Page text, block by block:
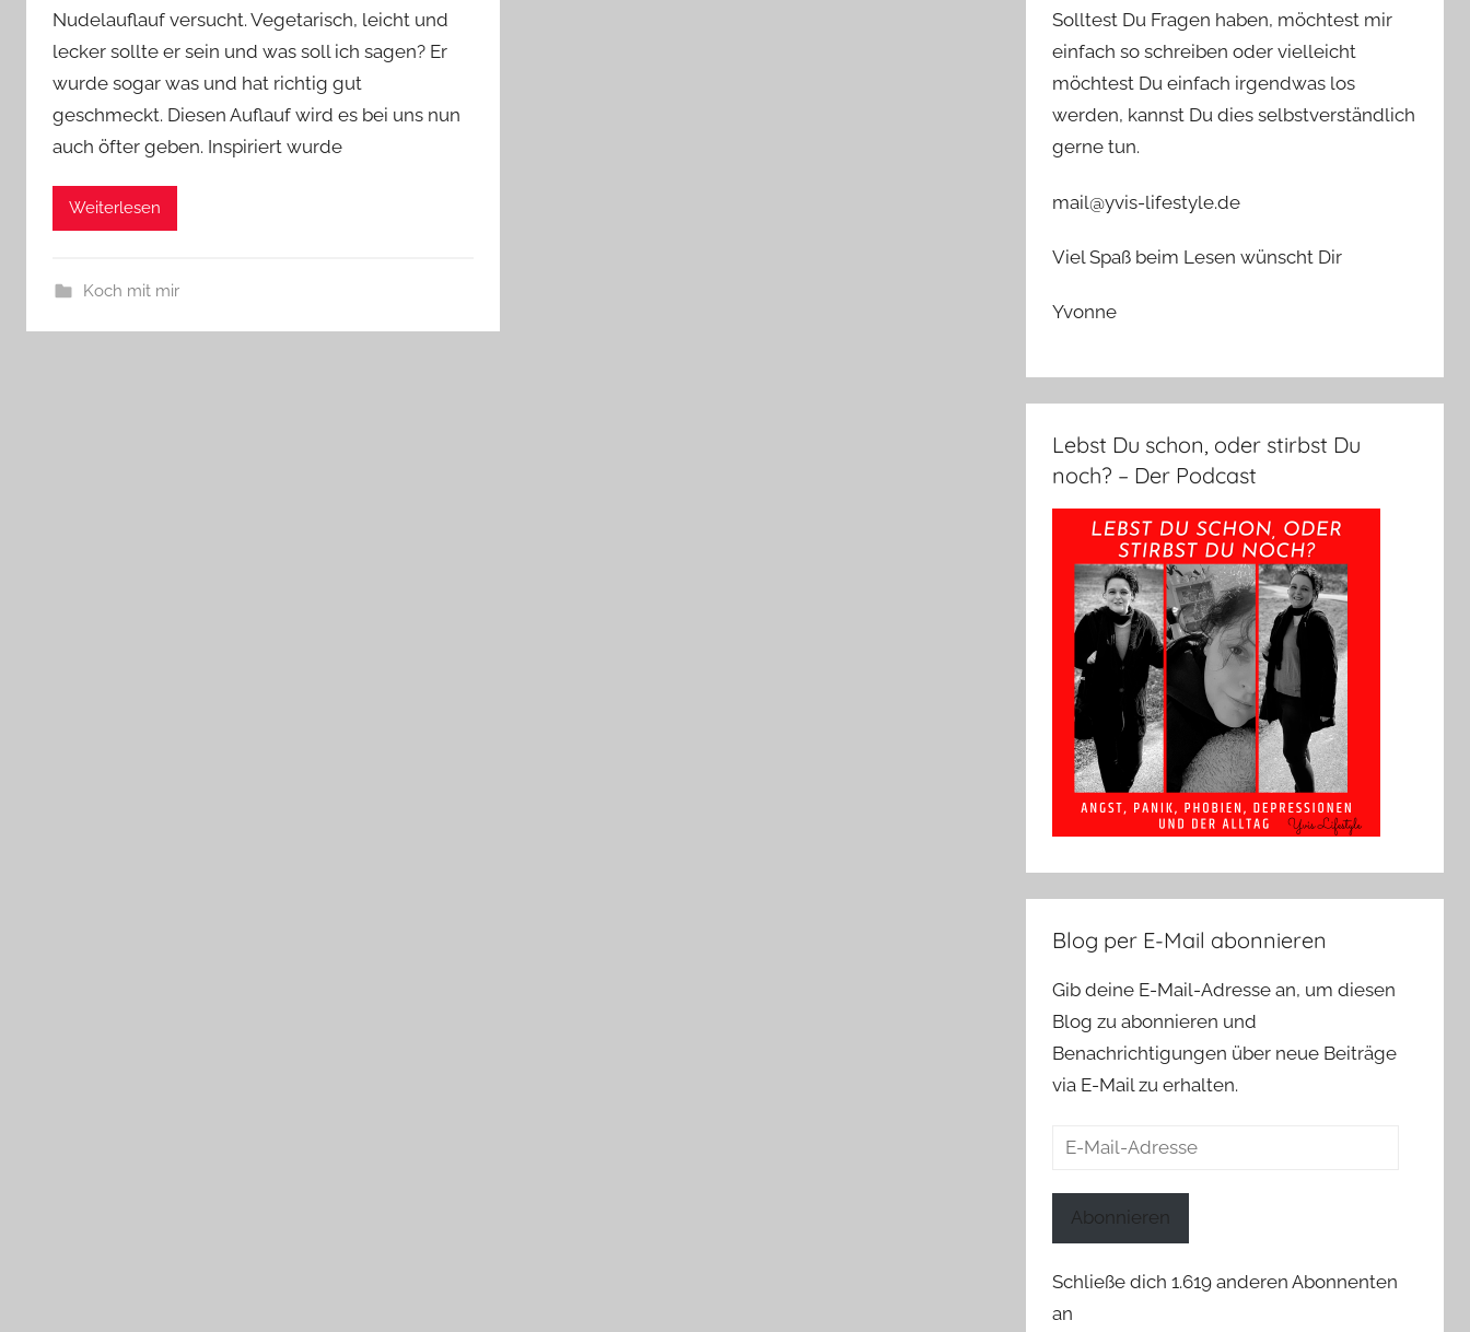
Nudelauflauf versucht. Vegetarisch, leicht und
lecker sollte er sein und was soll ich sagen? Er
wurde sogar was und hat richtig gut
geschmeckt. Diesen Auflauf wird es bei uns nun
auch öfter geben. Inspiriert wurde
Weiterlesen
Koch mit mir
Solltest Du Fragen haben, möchtest mir
einfach so schreiben oder vielleicht
möchtest Du einfach irgendwas los
werden, kannst Du dies selbstverständlich
gerne tun.
mail@yvis-lifestyle.de
Viel Spaß beim Lesen wünscht Dir
Yvonne
Lebst Du schon, oder stirbst Du
noch? – Der Podcast
Blog per E-Mail abonnieren
Gib deine E-Mail-Adresse an, um diesen
Blog zu abonnieren und
Benachrichtigungen über neue Beiträge
via E-Mail zu erhalten.
E-
Abonnieren
Schließe dich 1.619 anderen Abonnenten
an